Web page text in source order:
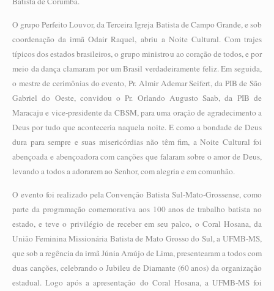
O grupo Perfeito Louvor, da Terceira Igreja Batista de Campo Grande, e sob
coordenação da irmã Odair Raquel, abriu a Noite Cultural. Com trajes
típicos dos estados brasileiros, o grupo ministrou ao coração de todos, e por
meio da dança clamaram por um Brasil verdadeiramente feliz. Em seguida,
o mestre de cerimônias do evento, Pr. Almir Ademar Seifert, da PIB de São
Gabriel do Oeste, convidou o Pr. Orlando Augusto Saab, da PIB de
Maracaju e vice-presidente da CBSM, para uma oração de agradecimento a
Deus por tudo que aconteceria naquela noite. E como a bondade de Deus
dura para sempre e suas misericórdias não têm fim, a Noite Cultural foi
abençoada e abençoadora com canções que falaram sobre o amor de Deus,
levando a todos a adorarem ao Senhor, com alegria e em comunhão.
O evento foi realizado pela Convenção Batista Sul-Mato-Grossense, como
parte da programação comemorativa aos 100 anos de trabalho batista no
estado, e teve o privilégio de receber em seu palco, o Coral Hosana, da
União Feminina Missionária Batista de Mato Grosso do Sul, a UFMB-MS,
que sob a regência da irmã Júnia Araújo de Lima, presentearam a todos com
duas canções, celebrando o Jubileu de Diamante (60 anos) da organização
estadual. Logo após a apresentação do Coral Hosana, a UFMB-MS foi